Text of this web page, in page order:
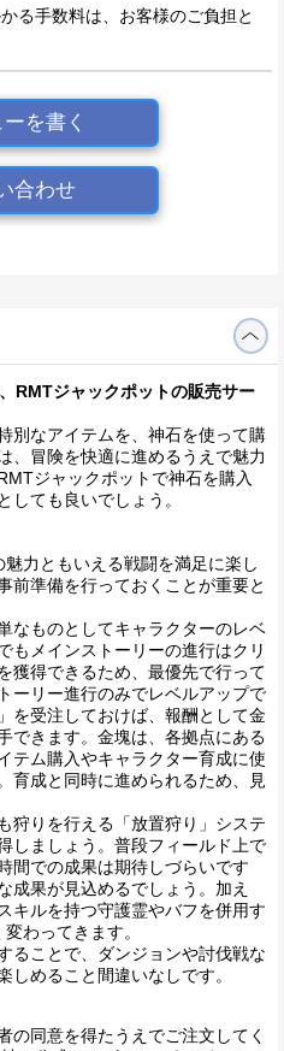
る手数料は、お客様のご負担と
を書く
合わせ
RMTジャックポットの販売サー
別なアイテムを、神石を使って購
、冒険を快適に進めるうえで魅力
ジャックポットで神石を購入
しても良いでしょう。
力ともいえる戦闘を満足に楽し
前準備を行っておくことが重要と
なものとしてキャラクターのレベ
もメインストーリーの進行はクリ
獲得できるため、最優先で行って
ーリー進行のみでレベルアップで
を受注しておけば、報酬として金
できます。金塊は、各拠点にある
テム購入やキャラクター育成に使
育成と同時に進められるため、見
狩りを行える「放置狩り」システ
しましょう。普段フィールド上で
間での成果は期待しづらいです
成果が見込めるでしょう。加え
キルを持つ守護霊やバフを併用す
わってきます。
ることで、ダンジョンや討伐戦な
しめること間違いなしです。
の同意を得たうえでご注文してく